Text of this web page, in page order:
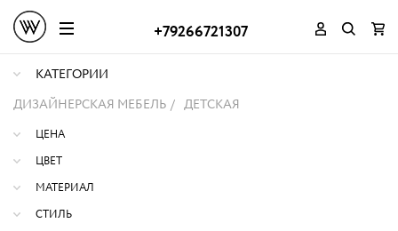
+79266721307
КАТЕГОРИИ
ДИЗАЙНЕРСКАЯ МЕБЕЛЬ
ДЕТСКАЯ
ЦЕНА
ЦВЕТ
МАТЕРИАЛ
СТИЛЬ